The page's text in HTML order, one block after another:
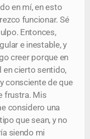
en mí, en esto
funcionar. Sé
Entonces,
e inestable, y
creer porque en
en cierto sentido,
consciente de que
frustra. Mis
considero una
que sean, y no
siendo mi